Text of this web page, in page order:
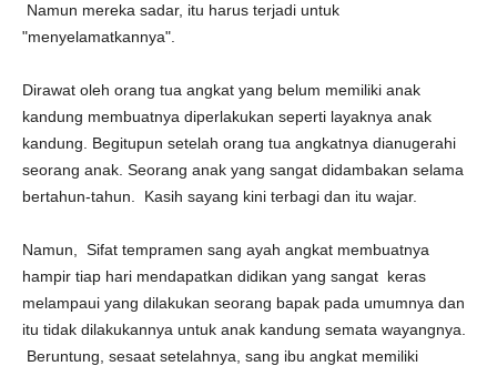
Namun mereka sadar, itu harus terjadi untuk
"menyelamatkannya".
Dirawat oleh orang tua angkat yang belum memiliki anak
kandung membuatnya diperlakukan seperti layaknya anak
kandung. Begitupun setelah orang tua angkatnya dianugerahi
seorang anak. Seorang anak yang sangat didambakan selama
bertahun-tahun. Kasih sayang kini terbagi dan itu wajar.
Namun, Sifat tempramen sang ayah angkat membuatnya
hampir tiap hari mendapatkan didikan yang sangat keras
melampaui yang dilakukan seorang bapak pada umumnya dan
itu tidak dilakukannya untuk anak kandung semata wayangnya.
Beruntung, sesaat setelahnya, sang ibu angkat memiliki